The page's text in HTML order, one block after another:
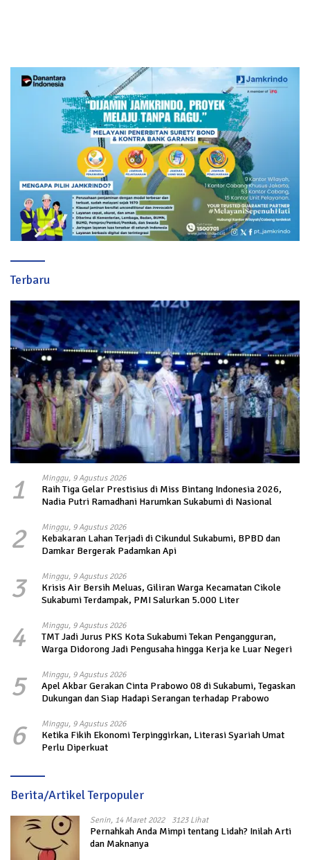
Terbaru
1 Minggu, 9 Agustus 2026
Raih Tiga Gelar Prestisius di Miss Bintang Indonesia 2026,
Nadia Putri Ramadhani Harumkan Sukabumi di Nasional
2 Minggu, 9 Agustus 2026
Kebakaran Lahan Terjadi di Cikundul Sukabumi, BPBD dan
Damkar Bergerak Padamkan Api
3 Minggu, 9 Agustus 2026
Krisis Air Bersih Meluas, Giliran Warga Kecamatan Cikole
Sukabumi Terdampak, PMI Salurkan 5.000 Liter
4 Minggu, 9 Agustus 2026
TMT Jadi Jurus PKS Kota Sukabumi Tekan Pengangguran,
Warga Didorong Jadi Pengusaha hingga Kerja ke Luar Negeri
5 Minggu, 9 Agustus 2026
Apel Akbar Gerakan Cinta Prabowo 08 di Sukabumi, Tegaskan
Dukungan dan Siap Hadapi Serangan terhadap Prabowo
6 Minggu, 9 Agustus 2026
Ketika Fikih Ekonomi Terpinggirkan, Literasi Syariah Umat
Perlu Diperkuat
Berita/Artikel Terpopuler
Senin, 14 Maret 2022 3123 Lihat
Pernahkah Anda Mimpi tentang Lidah? Inilah Arti
dan Maknanya